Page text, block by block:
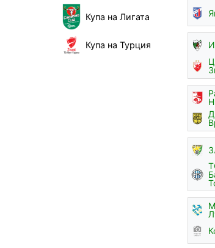
Купа на Лигата
Купа на Турция